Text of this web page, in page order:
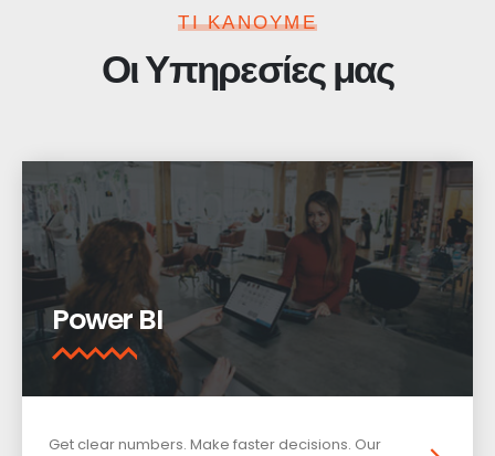
ΤΙ ΚΑΝΟΥΜΕ
Οι Υπηρεσίες μας
Power BI
Get clear numbers. Make faster decisions. Our